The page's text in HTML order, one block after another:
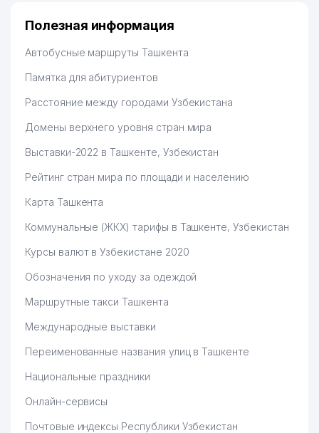
Полезная информация
Автобусные маршруты Ташкента
Памятка для абитуриентов
Расстояние между городами Узбекистана
Домены верхнего уровня стран мира
Выставки-2022 в Ташкенте, Узбекистан
Рейтинг стран мира по площади и населению
Карта Ташкента
Коммунальные (ЖКХ) тарифы в Ташкенте, Узбекистан
Курсы валют в Узбекистане 2020
Обозначения по уходу за одеждой
Маршрутные такси Ташкента
Международные выставки
Переименованные названия улиц в Ташкенте
Национальные праздники
Онлайн-сервисы
Почтовые индексы Республики Узбекистан